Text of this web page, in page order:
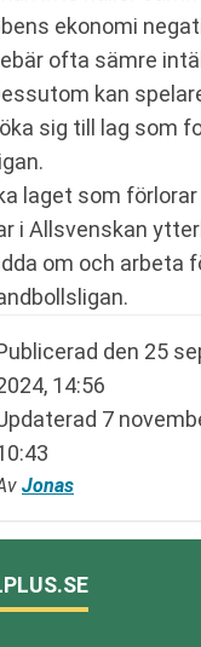
ekonomi
ofta sämre
kan
sig till lag som
laget som
i Allsvenskan
om och arbeta
den 25
14:56
7
Jonas